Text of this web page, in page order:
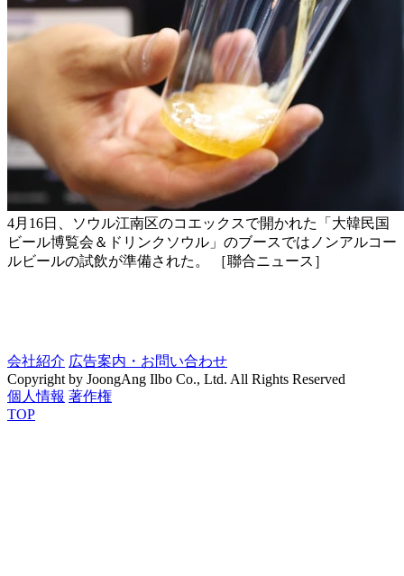
4月16日、ソウル江南区のコエックスで開かれた「大韓民国
ビール博覧会＆ドリンクソウル」のブースではノンアルコー
ルビールの試飲が準備された。 ［聯合ニュース］
会社紹介 広告案内・お問い合わせ
Copyright by JoongAng Ilbo Co., Ltd. All Rights Reserved
個人情報 著作権
TOP